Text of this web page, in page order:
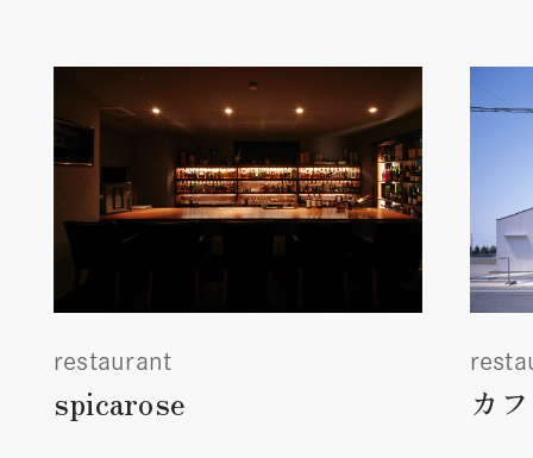
restaurant
spicarose カ